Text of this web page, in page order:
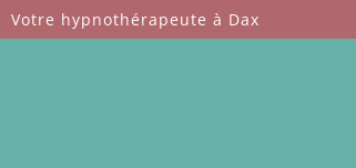
Passer
Votre hypnothérapeute à Dax